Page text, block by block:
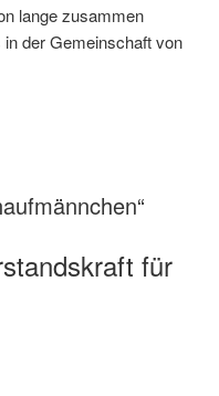
lange zusammen
der Gemeinschaft von
für